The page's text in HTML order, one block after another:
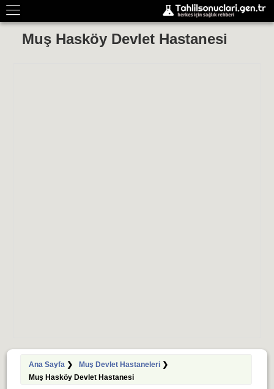
Muş Hasköy Devlet Hastanesi
Ana Sayfa❯ Muş Devlet Hastaneleri❯
Muş Hasköy Devlet Hastanesi